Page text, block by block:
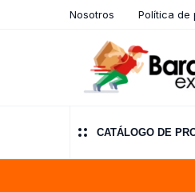
Nosotros Política de
CATÁLOGO DE